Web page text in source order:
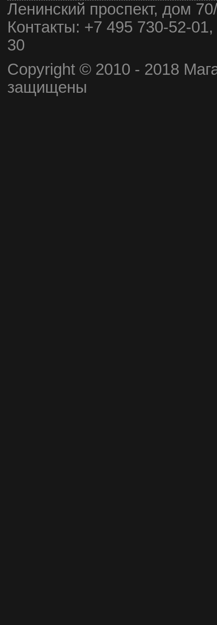
Ленинский проспект, дом
Контакты: +7 495 730-52-
30
Copyright © 2010 - 2018
защищены